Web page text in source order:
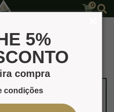
5%
compra
condições
0
Botanique Kids